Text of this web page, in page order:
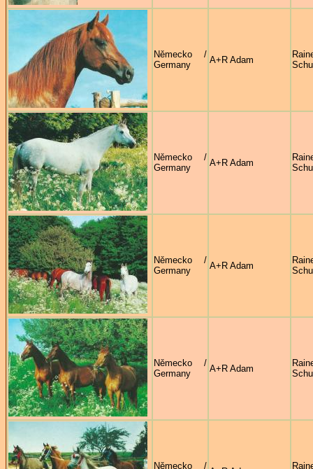
Německo /
Germany
A+R Adam
Německo /
Germany
A+R Adam
Německo /
Germany
A+R Adam
Německo /
Germany
A+R Adam
Německo /